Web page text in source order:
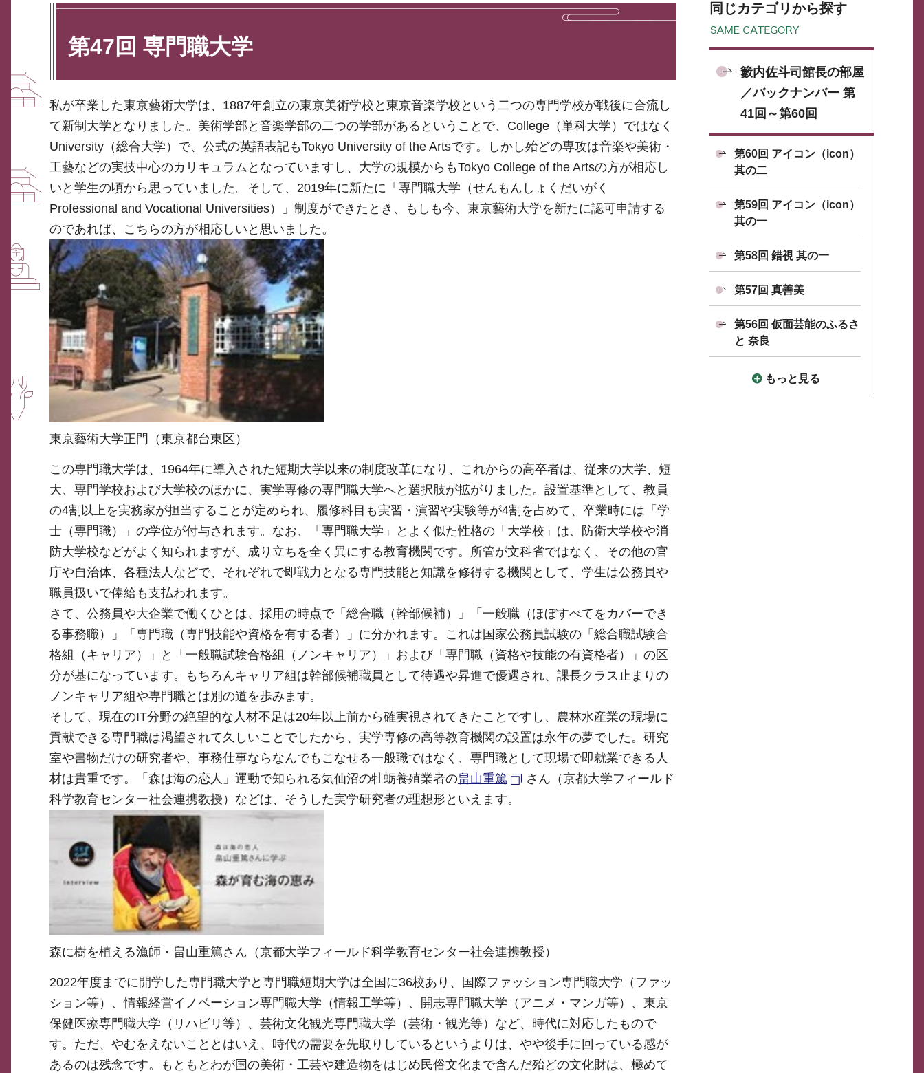
第47回 専門職大学
私が卒業した東京藝術大学は、1887年創立の東京美術学校と東京音楽学校という二つの専門学校が戦後に合流し
て新制大学となりました。美術学部と音楽学部の二つの学部があるということで、College（単科大学）ではなく
University（総合大学）で、公式の英語表記もTokyo University of the Artsです。しかし殆どの専攻は音楽や美術・
工藝などの実技中心のカリキュラムとなっていますし、大学の規模からもTokyo College of the Artsの方が相応し
いと学生の頃から思っていました。そして、2019年に新たに「専門職大学（せんもんしょくだいがく
Professional and Vocational Universities）」制度ができたとき、もしも今、東京藝術大学を新たに認可申請する
のであれば、こちらの方が相応しいと思いました。
東京藝術大学正門（東京都台東区）
この専門職大学は、1964年に導入された短期大学以来の制度改革になり、これからの高卒者は、従来の大学、短
大、専門学校および大学校のほかに、実学専修の専門職大学へと選択肢が拡がりました。設置基準として、教員
の4割以上を実務家が担当することが定められ、履修科目も実習・演習や実験等が4割を占めて、卒業時には「学
士（専門職）」の学位が付与されます。なお、「専門職大学」とよく似た性格の「大学校」は、防衛大学校や消
防大学校などがよく知られますが、成り立ちを全く異にする教育機関です。所管が文科省ではなく、その他の官
庁や自治体、各種法人などで、それぞれで即戦力となる専門技能と知識を修得する機関として、学生は公務員や
職員扱いで俸給も支払われます。
さて、公務員や大企業で働くひとは、採用の時点で「総合職（幹部候補）」「一般職（ほぼすべてをカバーでき
る事務職）」「専門職（専門技能や資格を有する者）」に分かれます。これは国家公務員試験の「総合職試験合
格組（キャリア）」と「一般職試験合格組（ノンキャリア）」および「専門職（資格や技能の有資格者）」の区
分が基になっています。もちろんキャリア組は幹部候補職員として待遇や昇進で優遇され、課長クラス止まりの
ノンキャリア組や専門職とは別の道を歩みます。
そして、現在のIT分野の絶望的な人材不足は20年以上前から確実視されてきたことですし、農林水産業の現場に
貢献できる専門職は渇望されて久しいことでしたから、実学専修の高等教育機関の設置は永年の夢でした。研究
室や書物だけの研究者や、事務仕事ならなんでもこなせる一般職ではなく、専門職として現場で即就業できる人
材は貴重です。「森は海の恋人」運動で知られる気仙沼の牡蛎養殖業者の畠山重篤
さん（京都大学フィールド
科学教育センター社会連携教授）などは、そうした実学研究者の理想形といえます。
森に樹を植える漁師・畠山重篤さん（京都大学フィールド科学教育センター社会連携教授）
2022年度までに開学した専門職大学と専門職短期大学は全国に36校あり、国際ファッション専門職大学（ファッ
ション等）、情報経営イノベーション専門職大学（情報工学等）、開志専門職大学（アニメ・マンガ等）、東京
保健医療専門職大学（リハビリ等）、芸術文化観光専門職大学（芸術・観光等）など、時代に対応したもので
す。ただ、やむをえないこととはいえ、時代の需要を先取りしているというよりは、やや後手に回っている感が
あるのは残念です。もともとわが国の美術・工芸や建造物をはじめ民俗文化まで含んだ殆どの文化財は、極めて
同じカテゴリから探す
籔内佐斗司館長の部屋
／バックナンバー 第
41回～第60回
第60回 アイコン（icon）
其の二
第59回 アイコン（icon）
其の一
第58回 錯視 其の一
第57回 真善美
第56回 仮面芸能のふるさ
と 奈良
もっと見る